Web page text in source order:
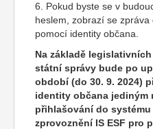
6. Pokud byste se v
heslem, zobrazí se
pomocí identity občana.
Na základě
státní správy bude po
období (do 30. 9. 2024)
identity občana jediným
přihlašování do systému
zprovoznění IS ESF pro